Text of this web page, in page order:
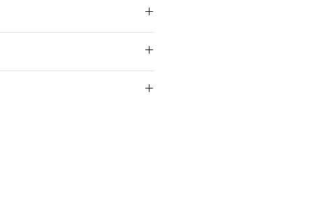
dans une boutique de